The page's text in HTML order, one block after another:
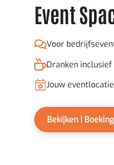
Event
Voor
Dranken
Jouw
Bekijken |